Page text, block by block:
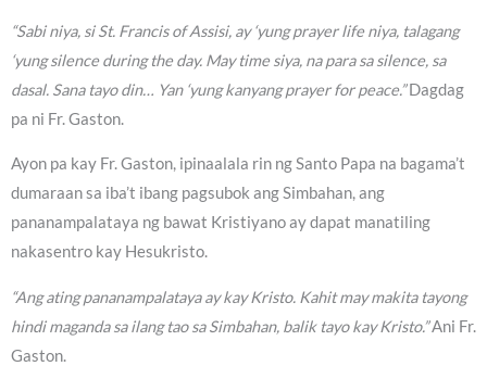
“Sabi niya, si St. Francis of Assisi, ay ‘yung prayer life niya, talagang
‘yung silence during the day. May time siya, na para sa silence, sa
dasal. Sana tayo din… Yan ‘yung kanyang prayer for peace.”Dagdag
pa ni Fr. Gaston.
Ayon pa kay Fr. Gaston, ipinaalala rin ng Santo Papa na bagama’t
dumaraan sa iba’t ibang pagsubok ang Simbahan, ang
pananampalataya ng bawat Kristiyano ay dapat manatiling
nakasentro kay Hesukristo.
“Ang ating pananampalataya ay kay Kristo. Kahit may makita tayong
hindi maganda sa ilang tao sa Simbahan, balik tayo kay Kristo.”Ani Fr.
Gaston.